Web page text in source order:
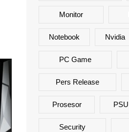
Monitor
Notebook Nvidia
PC Game
Pers Release
Prosesor PSU
Security